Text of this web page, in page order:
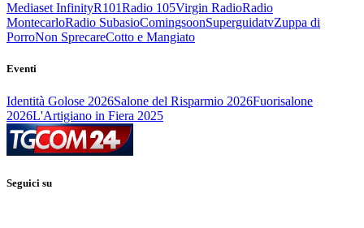
Mediaset InfinityR101Radio 105Virgin RadioRadio
MontecarloRadio SubasioComingsoonSuperguidatvZuppa di
PorroNon SprecareCotto e Mangiato
Eventi
Identità Golose 2026Salone del Risparmio 2026Fuorisalone
2026L'Artigiano in Fiera 2025
Seguici su